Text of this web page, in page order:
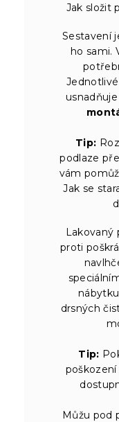
Jak složit
Sestavení
ho sami.
Tip:
podlaze
vám
Jak se
Lakovaný
proti
drsných
Tip:
poškození
Můžu pod